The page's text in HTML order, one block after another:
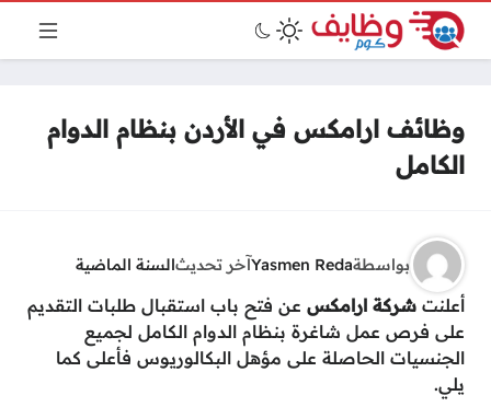
وظائف ارامكس في الأردن بنظام الدوام
الكامل
بواسطةYasmen Redaآخر تحديثالسنة الماضية
أعلنت شركة ارامكس عن فتح باب استقبال طلبات التقديم
على فرص عمل شاغرة بنظام الدوام الكامل لجميع
الجنسيات الحاصلة على مؤهل البكالوريوس فأعلى كما
يلي.